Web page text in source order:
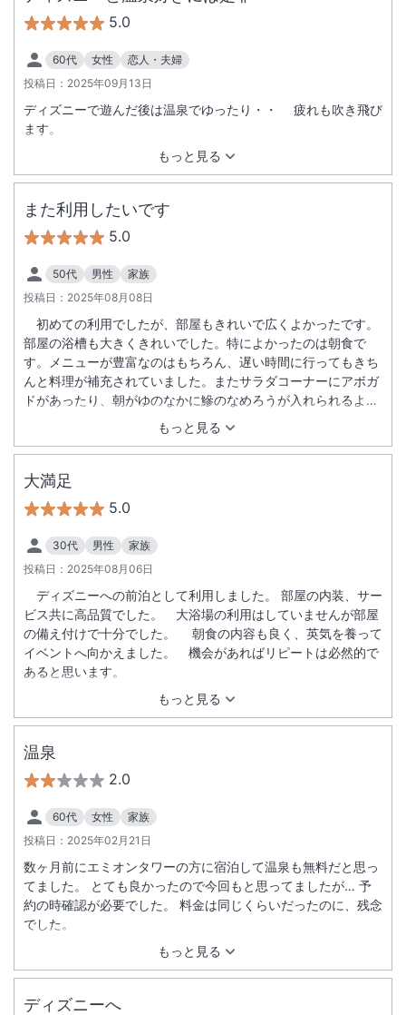
5.0
60代 女性
恋人・夫婦
投稿日： 2025年09月13日
もっと見る
ディズニーで遊んだ後は温泉でゆったり・・ 疲れも吹き飛び
ます。
また利用したいです
5.0
50代 男性
家族
投稿日： 2025年08月08日
もっと見る
初めての利用でしたが、部屋もきれいで広くよかったです。
部屋の浴槽も大きくきれいでした。特によかったのは朝食で
す。メニューが豊富なのはもちろん、遅い時間に行ってもきち
んと料理が補充されていました。またサラダコーナーにアボガ
ドがあったり、朝がゆのなかに鰺のなめろうが入れられるよう
になっていたり、他の一般的なホテルと差別化が図られていて
個人的にとてもよかったです。
大満足
5.0
30代 男性
家族
投稿日： 2025年08月06日
もっと見る
ディズニーへの前泊として利用しました。 部屋の内装、サー
ビス共に高品質でした。 大浴場の利用はしていませんが部屋
の備え付けで十分でした。 朝食の内容も良く、英気を養って
イベントへ向かえました。 機会があればリピートは必然的で
あると思います。
温泉
2.0
60代 女性
家族
投稿日： 2025年02月21日
もっと見る
数ヶ月前にエミオンタワーの方に宿泊して温泉も無料だと思っ
てました。 とても良かったので今回もと思ってましたが… 予
約の時確認が必要でした。 料金は同じくらいだったのに、残念
でした。
ディズニーへ